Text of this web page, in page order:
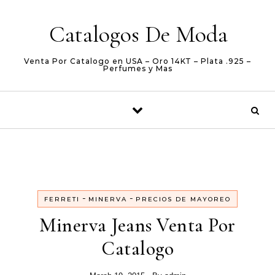
Catalogos De Moda
Venta Por Catalogo en USA – Oro 14KT – Plata .925 –
Perfumes y Mas
FERRETI - MINERVA - PRECIOS DE MAYOREO
Minerva Jeans Venta Por
Catalogo